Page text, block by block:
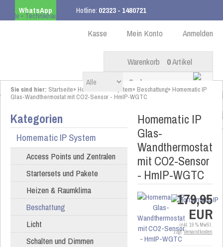
WhatsApp Hotline: 02323 - 1480721
ab 99,00 € innerhalb DE Anmelden
Mein Konto
Kasse
Warenkorb 0Artikel
Sie sind hier: Startseite» Homematic IP System» Beschattung» Homematic IP
Glas-Wandthermostat mit CO2-Sensor - HmIP-WGTC
Kategorien
Homematic IP System
Access Points und Zentralen
Startersets und Pakete
Heizen & Raumklima
Beschattung
Licht
Schalten und Dimmen
Homematic IP
Glas-
Wandthermostat
mit CO2-Sensor
- HmIP-WGTC
179,95
EUR
inkl. 19 % MwSt.
zzgl.Versandkosten